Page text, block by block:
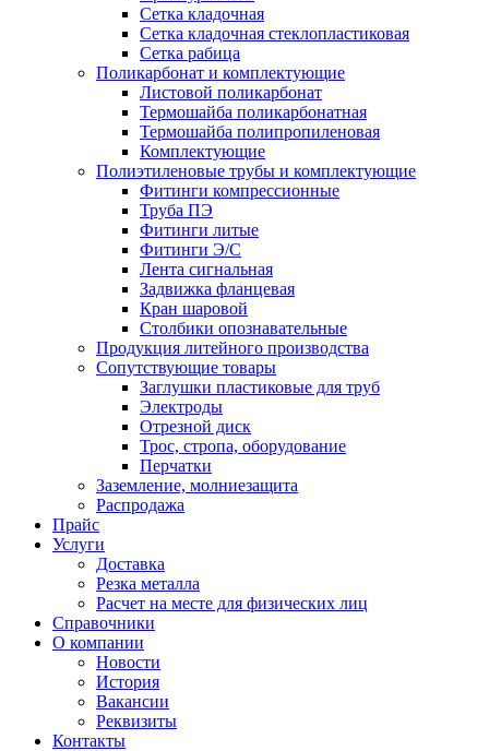
Сетка кладочная
Сетка кладочная стеклопластиковая
Сетка рабица
Поликарбонат и комплектующие
Листовой поликарбонат
Термошайба поликарбонатная
Термошайба полипропиленовая
Комплектующие
Полиэтиленовые трубы и комплектующие
Фитинги компрессионные
Труба ПЭ
Фитинги литые
Фитинги Э/С
Лента сигнальная
Задвижка фланцевая
Кран шаровой
Столбики опознавательные
Продукция литейного производства
Сопутствующие товары
Заглушки пластиковые для труб
Электроды
Отрезной диск
Трос, стропа, оборудование
Перчатки
Заземление, молниезащита
Распродажа
Прайс
Услуги
Доставка
Резка металла
Расчет на месте для физических лиц
Справочники
О компании
Новости
История
Вакансии
Реквизиты
Контакты